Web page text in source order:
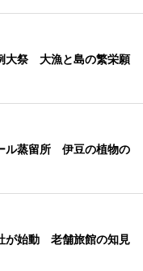
大祭 大漁と島の繁栄願
ル蒸留所 伊豆の植物の
が始動 老舗旅館の知見